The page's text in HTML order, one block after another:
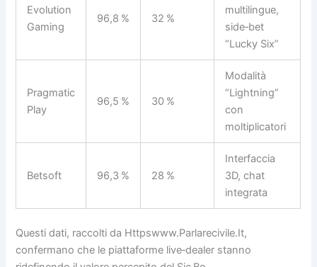
Evolution
Gaming
96,8 % 32 %
multilingue,
side‑bet
“Lucky Six”
Pragmatic
Play
96,5 % 30 %
Modalità
“Lightning”
con
moltiplicatori
Betsoft 96,3 % 28 %
Interfaccia
3D, chat
integrata
Questi dati, raccolti da Httpswww.Parlarecivile.It,
confermano che le piattaforme live‑dealer stanno